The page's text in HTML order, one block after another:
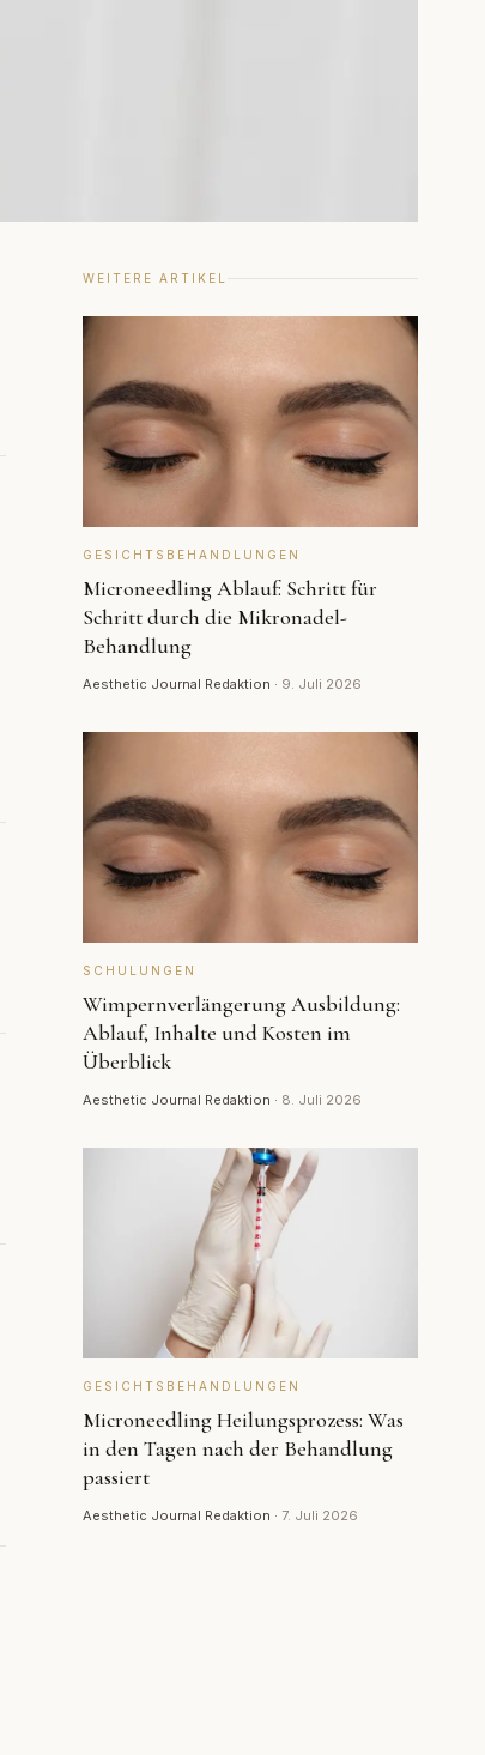
WEITERE ARTIKEL
GESICHTSBEHANDLUNGEN
Microneedling Ablauf: Schritt für
Schritt durch die Mikronadel-
Behandlung
Aesthetic Journal Redaktion · 9. Juli 2026
SCHULUNGEN
Wimpernverlängerung Ausbildung:
Ablauf, Inhalte und Kosten im
Überblick
Aesthetic Journal Redaktion · 8. Juli 2026
GESICHTSBEHANDLUNGEN
Microneedling Heilungsprozess: Was
in den Tagen nach der Behandlung
passiert
Aesthetic Journal Redaktion · 7. Juli 2026